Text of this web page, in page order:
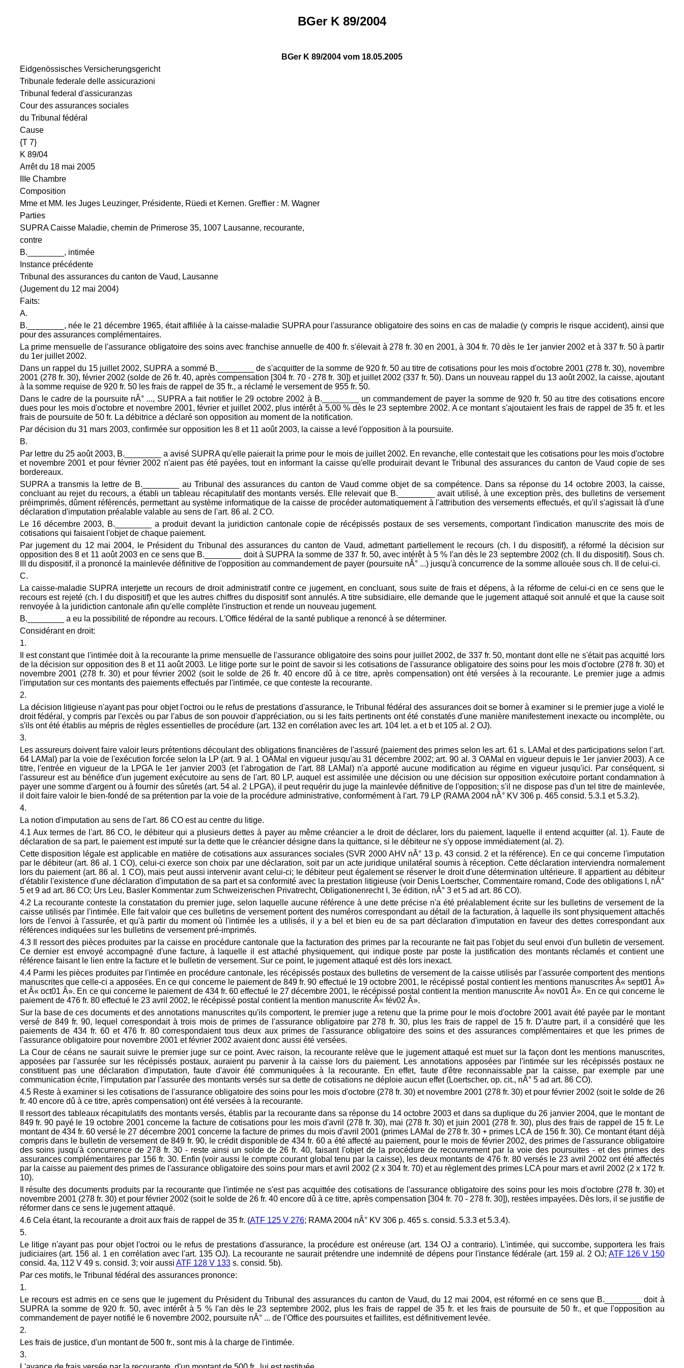
BGer K 89/2004
BGer K 89/2004 vom 18.05.2005
Eidgenössisches Versicherungsgericht
Tribunale federale delle assicurazioni
Tribunal federal d'assicuranzas
Cour des assurances sociales
du Tribunal fédéral
Cause
{T 7}
K 89/04
Arrêt du 18 mai 2005
IIIe Chambre
Composition
Mme et MM. les Juges Leuzinger, Présidente, Rüedi et Kernen. Greffier : M. Wagner
Parties
SUPRA Caisse Maladie, chemin de Primerose 35, 1007 Lausanne, recourante,
contre
B.________, intimée
Instance précédente
Tribunal des assurances du canton de Vaud, Lausanne
(Jugement du 12 mai 2004)
Faits:
A.
B.________, née le 21 décembre 1965, était affiliée à la caisse-maladie SUPRA pour l'assurance obligatoire des soins en cas de maladie (y compris le risque accident), ainsi que
pour des assurances complémentaires.
La prime mensuelle de l'assurance obligatoire des soins avec franchise annuelle de 400 fr. s'élevait à 278 fr. 30 en 2001, à 304 fr. 70 dès le 1er janvier 2002 et à 337 fr. 50 à partir
du 1er juillet 2002.
Dans un rappel du 15 juillet 2002, SUPRA a sommé B.________ de s'acquitter de la somme de 920 fr. 50 au titre de cotisations pour les mois d'octobre 2001 (278 fr. 30), novembre
2001 (278 fr. 30), février 2002 (solde de 26 fr. 40, après compensation [304 fr. 70 - 278 fr. 30]) et juillet 2002 (337 fr. 50). Dans un nouveau rappel du 13 août 2002, la caisse, ajoutant
à la somme requise de 920 fr. 50 les frais de rappel de 35 fr., a réclamé le versement de 955 fr. 50.
Dans le cadre de la poursuite nÂ° ..., SUPRA a fait notifier le 29 octobre 2002 à B.________ un commandement de payer la somme de 920 fr. 50 au titre des cotisations encore
dues pour les mois d'octobre et novembre 2001, février et juillet 2002, plus intérêt à 5,00 % dès le 23 septembre 2002. A ce montant s'ajoutaient les frais de rappel de 35 fr. et les
frais de poursuite de 50 fr. La débitrice a déclaré son opposition au moment de la notification.
Par décision du 31 mars 2003, confirmée sur opposition les 8 et 11 août 2003, la caisse a levé l'opposition à la poursuite.
B.
Par lettre du 25 août 2003, B.________ a avisé SUPRA qu'elle paierait la prime pour le mois de juillet 2002. En revanche, elle contestait que les cotisations pour les mois d'octobre
et novembre 2001 et pour février 2002 n'aient pas été payées, tout en informant la caisse qu'elle produirait devant le Tribunal des assurances du canton de Vaud copie de ses
bordereaux.
SUPRA a transmis la lettre de B.________ au Tribunal des assurances du canton de Vaud comme objet de sa compétence. Dans sa réponse du 14 octobre 2003, la caisse,
concluant au rejet du recours, a établi un tableau récapitulatif des montants versés. Elle relevait que B.________ avait utilisé, à une exception près, des bulletins de versement
préimprimés, dûment référencés, permettant au système informatique de la caisse de procéder automatiquement à l'attribution des versements effectués, et qu'il s'agissait là d'une
déclaration d'imputation préalable valable au sens de l'art. 86 al. 2 CO.
Le 16 décembre 2003, B.________ a produit devant la juridiction cantonale copie de récépissés postaux de ses versements, comportant l'indication manuscrite des mois de
cotisations qui faisaient l'objet de chaque paiement.
Par jugement du 12 mai 2004, le Président du Tribunal des assurances du canton de Vaud, admettant partiellement le recours (ch. I du dispositif), a réformé la décision sur
opposition des 8 et 11 août 2003 en ce sens que B.________ doit à SUPRA la somme de 337 fr. 50, avec intérêt à 5 % l'an dès le 23 septembre 2002 (ch. II du dispositif). Sous ch.
III du dispositif, il a prononcé la mainlevée définitive de l'opposition au commandement de payer (poursuite nÂ° ...) jusqu'à concurrence de la somme allouée sous ch. II de celui-ci.
C.
La caisse-maladie SUPRA interjette un recours de droit administratif contre ce jugement, en concluant, sous suite de frais et dépens, à la réforme de celui-ci en ce sens que le
recours est rejeté (ch. I du dispositif) et que les autres chiffres du dispositif sont annulés. A titre subsidiaire, elle demande que le jugement attaqué soit annulé et que la cause soit
renvoyée à la juridiction cantonale afin qu'elle complète l'instruction et rende un nouveau jugement.
B.________ a eu la possibilité de répondre au recours. L'Office fédéral de la santé publique a renoncé à se déterminer.
Considérant en droit:
1.
Il est constant que l'intimée doit à la recourante la prime mensuelle de l'assurance obligatoire des soins pour juillet 2002, de 337 fr. 50, montant dont elle ne s'était pas acquitté lors
de la décision sur opposition des 8 et 11 août 2003. Le litige porte sur le point de savoir si les cotisations de l'assurance obligatoire des soins pour les mois d'octobre (278 fr. 30) et
novembre 2001 (278 fr. 30) et pour février 2002 (soit le solde de 26 fr. 40 encore dû à ce titre, après compensation) ont été versées à la recourante. Le premier juge a admis
l'imputation sur ces montants des paiements effectués par l'intimée, ce que conteste la recourante.
2.
La décision litigieuse n'ayant pas pour objet l'octroi ou le refus de prestations d'assurance, le Tribunal fédéral des assurances doit se borner à examiner si le premier juge a violé le
droit fédéral, y compris par l'excès ou par l'abus de son pouvoir d'appréciation, ou si les faits pertinents ont été constatés d'une manière manifestement inexacte ou incomplète, ou
s'ils ont été établis au mépris de règles essentielles de procédure (art. 132 en corrélation avec les art. 104 let. a et b et 105 al. 2 OJ).
3.
Les assureurs doivent faire valoir leurs prétentions découlant des obligations financières de l'assuré (paiement des primes selon les art. 61 s. LAMal et des participations selon l'art.
64 LAMal) par la voie de l'exécution forcée selon la LP (art. 9 al. 1 OAMal en vigueur jusqu'au 31 décembre 2002;art. 90 al. 3 OAMal en vigueur depuis le 1er janvier 2003). A ce
titre, l'entrée en vigueur de la LPGA le 1er janvier 2003 (et l'abrogation de l'art. 88 LAMal) n'a apporté aucune modification au régime en vigueur jusqu'ici. Par conséquent, si
l'assureur est au bénéfice d'un jugement exécutoire au sens de l'art. 80 LP, auquel est assimilée une décision ou une décision sur opposition exécutoire portant condamnation à
payer une somme d'argent ou à fournir des sûretés (art. 54 al. 2 LPGA), il peut requérir du juge la mainlevée définitive de l'opposition; s'il ne dispose pas d'un tel titre de mainlevée,
il doit faire valoir le bien-fondé de sa prétention par la voie de la procédure administrative, conformément à l'art. 79 LP (RAMA 2004 nÂ° KV 306 p. 465 consid. 5.3.1 et 5.3.2).
4.
La notion d'imputation au sens de l'art. 86 CO est au centre du litige.
4.1 Aux termes de l'art. 86 CO, le débiteur qui a plusieurs dettes à payer au même créancier a le droit de déclarer, lors du paiement, laquelle il entend acquitter (al. 1). Faute de
déclaration de sa part, le paiement est imputé sur la dette que le créancier désigne dans la quittance, si le débiteur ne s'y oppose immédiatement (al. 2).
Cette disposition légale est applicable en matière de cotisations aux assurances sociales (SVR 2000 AHV nÂ° 13 p. 43 consid. 2 et la référence). En ce qui concerne l'imputation
par le débiteur (art. 86 al. 1 CO), celui-ci exerce son choix par une déclaration, soit par un acte juridique unilatéral soumis à réception. Cette déclaration interviendra normalement
lors du paiement (art. 86 al. 1 CO), mais peut aussi intervenir avant celui-ci; le débiteur peut également se réserver le droit d'une détermination ultérieure. Il appartient au débiteur
d'établir l'existence d'une déclaration d'imputation de sa part et sa conformité avec la prestation litigieuse (voir Denis Loertscher, Commentaire romand, Code des obligations I, nÂ°
5 et 9 ad art. 86 CO; Urs Leu, Basler Kommentar zum Schweizerischen Privatrecht, Obligationenrecht I, 3e édition, nÂ° 3 et 5 ad art. 86 CO).
4.2 La recourante conteste la constatation du premier juge, selon laquelle aucune référence à une dette précise n'a été préalablement écrite sur les bulletins de versement de la
caisse utilisés par l'intimée. Elle fait valoir que ces bulletins de versement portent des numéros correspondant au détail de la facturation, à laquelle ils sont physiquement attachés
lors de l'envoi à l'assurée, et qu'à partir du moment où l'intimée les a utilisés, il y a bel et bien eu de sa part déclaration d'imputation en faveur des dettes correspondant aux
références indiquées sur les bulletins de versement pré-imprimés.
4.3 Il ressort des pièces produites par la caisse en procédure cantonale que la facturation des primes par la recourante ne fait pas l'objet du seul envoi d'un bulletin de versement.
Ce dernier est envoyé accompagné d'une facture, à laquelle il est attaché physiquement, qui indique poste par poste la justification des montants réclamés et contient une
référence faisant le lien entre la facture et le bulletin de versement. Sur ce point, le jugement attaqué est dès lors inexact.
4.4 Parmi les pièces produites par l'intimée en procédure cantonale, les récépissés postaux des bulletins de versement de la caisse utilisés par l'assurée comportent des mentions
manuscrites que celle-ci a apposées. En ce qui concerne le paiement de 849 fr. 90 effectué le 19 octobre 2001, le récépissé postal contient les mentions manuscrites Â« sept01 Â»
et Â« oct01 Â». En ce qui concerne le paiement de 434 fr. 60 effectué le 27 décembre 2001, le récépissé postal contient la mention manuscrite Â« nov01 Â». En ce qui concerne le
paiement de 476 fr. 80 effectué le 23 avril 2002, le récépissé postal contient la mention manuscrite Â« fév02 Â».
Sur la base de ces documents et des annotations manuscrites qu'ils comportent, le premier juge a retenu que la prime pour le mois d'octobre 2001 avait été payée par le montant
versé de 849 fr. 90, lequel correspondait à trois mois de primes de l'assurance obligatoire par 278 fr. 30, plus les frais de rappel de 15 fr. D'autre part, il a considéré que les
paiements de 434 fr. 60 et 476 fr. 80 correspondaient tous deux aux primes de l'assurance obligatoire des soins et des assurances complémentaires et que les primes de
l'assurance obligatoire pour novembre 2001 et février 2002 avaient donc aussi été versées.
La Cour de céans ne saurait suivre le premier juge sur ce point. Avec raison, la recourante relève que le jugement attaqué est muet sur la façon dont les mentions manuscrites,
apposées par l'assurée sur les récépissés postaux, auraient pu parvenir à la caisse lors du paiement. Les annotations apposées par l'intimée sur les récépissés postaux ne
constituent pas une déclaration d'imputation, faute d'avoir été communiquées à la recourante. En effet, faute d'être reconnaissable par la caisse, par exemple par une
communication écrite, l'imputation par l'assurée des montants versés sur sa dette de cotisations ne déploie aucun effet (Loertscher, op. cit., nÂ° 5 ad art. 86 CO).
4.5 Reste à examiner si les cotisations de l'assurance obligatoire des soins pour les mois d'octobre (278 fr. 30) et novembre 2001 (278 fr. 30) et pour février 2002 (soit le solde de 26
fr. 40 encore dû à ce titre, après compensation) ont été versées à la recourante.
Il ressort des tableaux récapitulatifs des montants versés, établis par la recourante dans sa réponse du 14 octobre 2003 et dans sa duplique du 26 janvier 2004, que le montant de
849 fr. 90 payé le 19 octobre 2001 concerne la facture de cotisations pour les mois d'avril (278 fr. 30), mai (278 fr. 30) et juin 2001 (278 fr. 30), plus des frais de rappel de 15 fr. Le
montant de 434 fr. 60 versé le 27 décembre 2001 concerne la facture de primes du mois d'avril 2001 (primes LAMal de 278 fr. 30 + primes LCA de 156 fr. 30). Ce montant étant déjà
compris dans le bulletin de versement de 849 fr. 90, le crédit disponible de 434 fr. 60 a été affecté au paiement, pour le mois de février 2002, des primes de l'assurance obligatoire
des soins jusqu'à concurrence de 278 fr. 30 - reste ainsi un solde de 26 fr. 40, faisant l'objet de la procédure de recouvrement par la voie des poursuites - et des primes des
assurances complémentaires par 156 fr. 30. Enfin (voir aussi le compte courant global tenu par la caisse), les deux montants de 476 fr. 80 versés le 23 avril 2002 ont été affectés
par la caisse au paiement des primes de l'assurance obligatoire des soins pour mars et avril 2002 (2 x 304 fr. 70) et au règlement des primes LCA pour mars et avril 2002 (2 x 172 fr.
10).
Il résulte des documents produits par la recourante que l'intimée ne s'est pas acquittée des cotisations de l'assurance obligatoire des soins pour les mois d'octobre (278 fr. 30) et
novembre 2001 (278 fr. 30) et pour février 2002 (soit le solde de 26 fr. 40 encore dû à ce titre, après compensation [304 fr. 70 - 278 fr. 30]), restées impayées. Dès lors, il se justifie de
réformer dans ce sens le jugement attaqué.
4.6 Cela étant, la recourante a droit aux frais de rappel de 35 fr. (ATF 125 V 276; RAMA 2004 nÂ° KV 306 p. 465 s. consid. 5.3.3 et 5.3.4).
5.
Le litige n'ayant pas pour objet l'octroi ou le refus de prestations d'assurance, la procédure est onéreuse (art. 134 OJ a contrario). L'intimée, qui succombe, supportera les frais
judiciaires (art. 156 al. 1 en corrélation avec l'art. 135 OJ). La recourante ne saurait prétendre une indemnité de dépens pour l'instance fédérale (art. 159 al. 2 OJ; ATF 126 V 150
consid. 4a, 112 V 49 s. consid. 3; voir aussi ATF 128 V 133s. consid. 5b).
Par ces motifs, le Tribunal fédéral des assurances prononce:
1.
Le recours est admis en ce sens que le jugement du Président du Tribunal des assurances du canton de Vaud, du 12 mai 2004, est réformé en ce sens que B.________ doit à
SUPRA la somme de 920 fr. 50, avec intérêt à 5 % l'an dès le 23 septembre 2002, plus les frais de rappel de 35 fr. et les frais de poursuite de 50 fr., et que l'opposition au
commandement de payer notifié le 6 novembre 2002, poursuite nÂ° ... de l'Office des poursuites et faillites, est définitivement levée.
2.
Les frais de justice, d'un montant de 500 fr., sont mis à la charge de l'intimée.
3.